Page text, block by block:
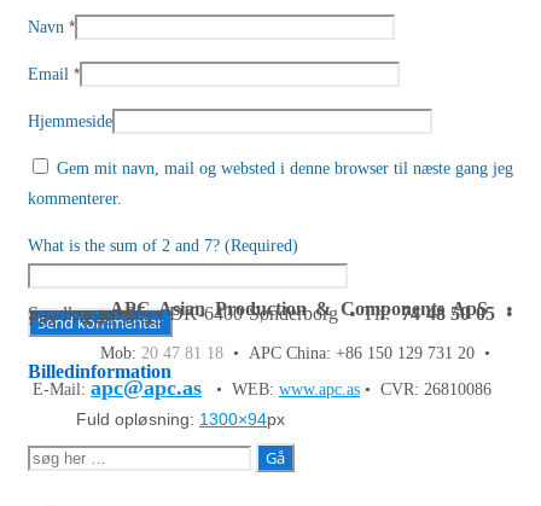
Navn *
Email *
Hjemmeside
Gem mit navn, mail og websted i denne browser til næste gang jeg
kommenterer.
What is the sum of 2 and 7? (Required)
Billedinformation
Fuld opløsning: 1300×94px
APC Asian Production & Components ApS•
Sundkrogen 35 • DK-6400 Sønderborg • Tlf:74 48 50 05•
Fax: 74 48 50 45
Mob: 20 47 81 18 • APC China: +86 150 129 731 20 •
E-Mail: apc@apc.as • WEB: www.apc.as • CVR: 26810086
Søg